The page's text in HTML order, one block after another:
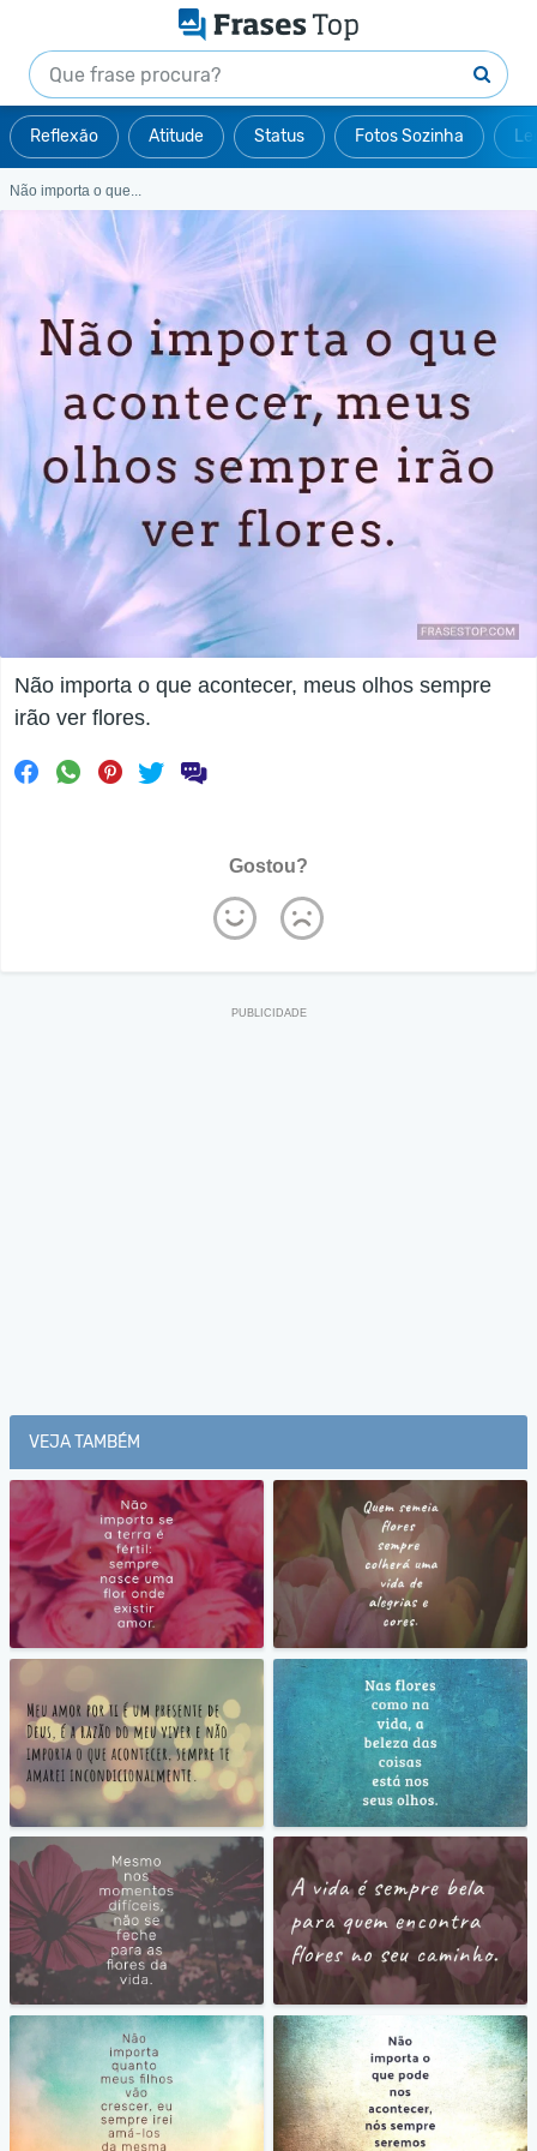
Reflexão Atitude Status Fotos Sozinha
Não importa o que...
Não importa o que acontecer, meus olhos sempre
irão ver flores.
Gostou?
VEJA TAMBÉM